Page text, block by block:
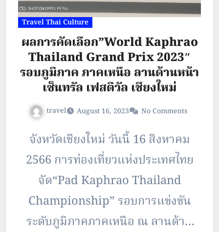
Travel Thai Culture
ผลการคัดเลือก”World Kaphrao
Thailand Grand Prix 2023″
รอบภูมิภาค ภาคเหนือ ลานด้านหน้า
เซ็นทรัล เฟสติวัล เชียงใหม่
travel August 16, 2023 No Comments
จังหวัดเชียงใหม่ วันนี้ 16 สิงหาคม
2566 การท่องเที่ยวแห่งประเทศไทย
จัด“Pad Kaphrao Thailand
Championship” รอบการแข่งขัน
ระดับภูมิภาคภาคเหนือ ณ ลานด้าน